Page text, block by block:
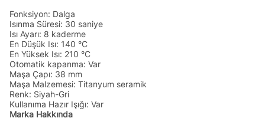
Fonksiyon: Dalga
Isınma Süresi: 30 saniye
Isı Ayarı: 8 kaderme
En Düşük Isı: 140 °C
En Yüksek Isı: 210 °C
Otomatik kapanma: Var
Maşa Çapı: 38 mm
Maşa Malzemesi: Titanyum seramik
Renk: Siyah-Gri
Kullanıma Hazır Işığı: Var
Marka Hakkında